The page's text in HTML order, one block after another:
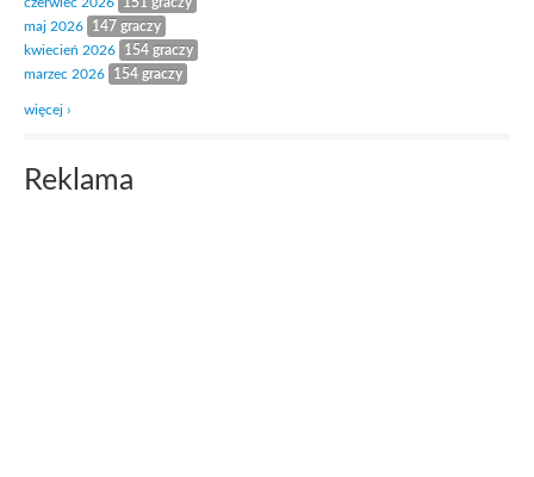
maj 2026
147 graczy
kwiecień 2026
154 graczy
marzec 2026
154 graczy
więcej ›
Reklama